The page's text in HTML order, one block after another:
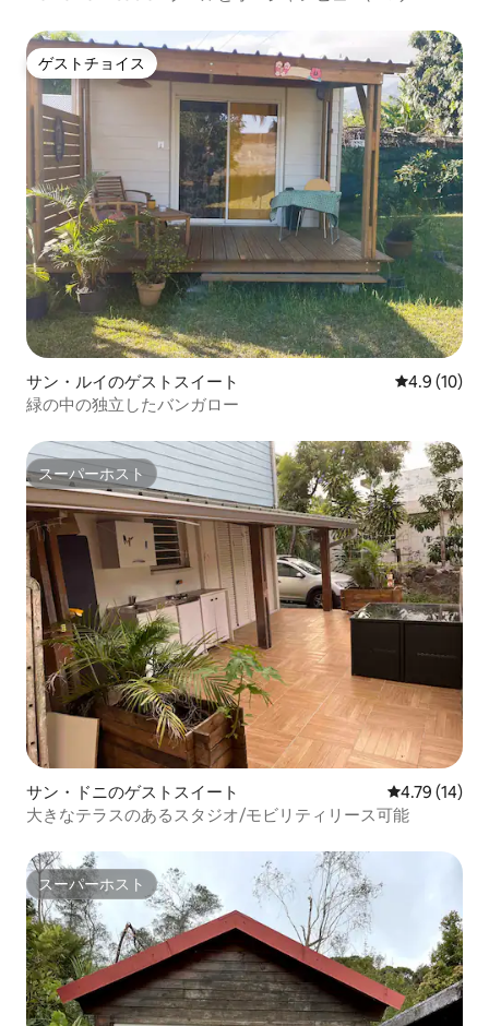
ゲストチョイス
ゲストチョイス
サン・ルイのゲストスイート レビュー10
4.9 (10)
緑の中の独立したバンガロー
スーパーホスト
スーパーホスト
サン・ドニのゲストスイート レビュー14
4.79 (14)
大きなテラスのあるスタジオ/モビリティリース可能
スーパーホスト
スーパーホスト